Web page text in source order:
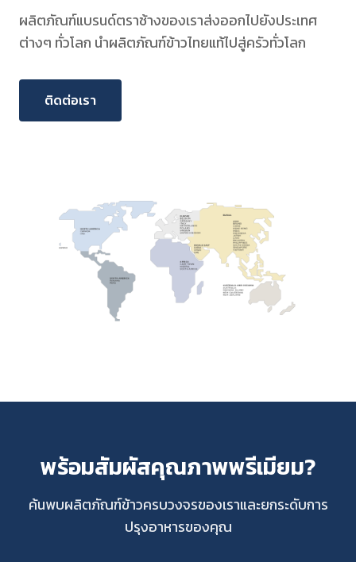
ผลิตภัณฑ์แบรนด์ตราช้างของเราส่งออกไปยังประเทศ
ต่างๆ ทั่วโลก นำผลิตภัณฑ์ข้าวไทยแท้ไปสู่ครัวทั่วโลก
ติดต่อเรา
พร้อมสัมผัสคุณภาพพรีเมียม?
ค้นพบผลิตภัณฑ์ข้าวครบวงจรของเราและยกระดับการ
ปรุงอาหารของคุณ